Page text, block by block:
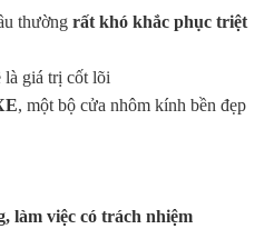
thường rất khó khắc phục triệt
là giá trị cốt lõi
, một bộ cửa nhôm kính bền đẹp
làm việc có trách nhiệm